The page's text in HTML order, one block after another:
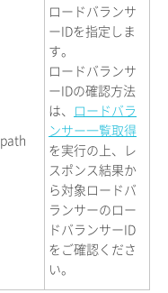
path
ロードバランサ
ーIDを指定しま
す。
ロードバランサ
ーIDの確認方法
は、 ロードバラ
ンサー一覧取得
を実行の上、レ
スポンス結果か
ら対象ロードバ
ランサーのロー
ドバランサーID
をご確認くださ
い。